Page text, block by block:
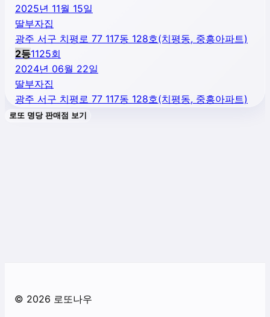
2025년 11월 15일
딸부자집
광주 서구 치평로 77 117동 128호(치평동, 중흥아파트)
2등1125회
2024년 06월 22일
딸부자집
광주 서구 치평로 77 117동 128호(치평동, 중흥아파트)
로또 명당 판매점 보기
© 2026 로또나우